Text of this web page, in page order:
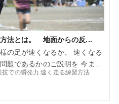
法とは。 地面からの反...
の足が速くなるか、 速くなる
題であるかのご説明を 今ま...
技での瞬発力 速く走る練習方法